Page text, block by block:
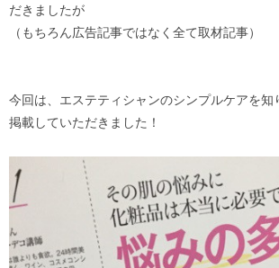
だきましたが
（もちろん広告記事ではなく全て取材記事）
今回は、エステティシャンのシンプルケアを知
掲載していただきました！